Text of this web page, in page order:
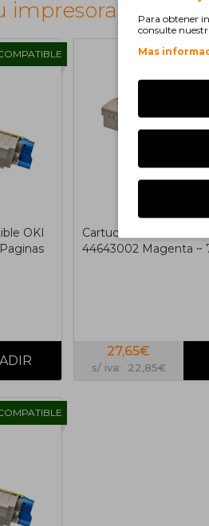
impresora
OKI
Cartucho de Toner
44643002 Magenta ~
27,65€
s/ iva: 22,85€
Para obtener
consulte
Mas